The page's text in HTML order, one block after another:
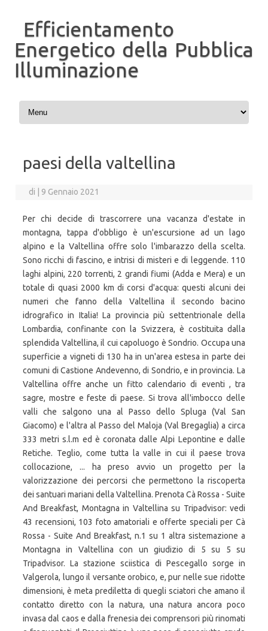
Efficientamento
Energetico della Pubblica
Illuminazione
Vai al contenuto
paesi della valtellina
di 9 Gennaio 2021
Per chi decide di trascorrere una vacanza d'estate in
montagna, tappa d'obbligo è un'escursione ad un lago
alpino e la Valtellina offre solo l'imbarazzo della scelta.
Sono ricchi di fascino, e intrisi di misteri e di leggende. 110
laghi alpini, 220 torrenti, 2 grandi fiumi (Adda e Mera) e un
totale di quasi 2000 km di corsi d'acqua: questi alcuni dei
numeri che fanno della Valtellina il secondo bacino
idrografico in Italia! La provincia più settentrionale della
Lombardia, confinante con la Svizzera, è costituita dalla
splendida Valtellina, il cui capoluogo è Sondrio. Occupa una
superficie a vigneti di 130 ha in un'area estesa in parte dei
comuni di Castione Andevenno, di Sondrio, e in provincia. La
Valtellina offre anche un fitto calendario di eventi , tra
sagre, mostre e feste di paese. Si trova all'imbocco delle
valli che salgono una al Passo dello Spluga (Val San
Giacomo) e l'altra al Passo del Maloja (Val Bregaglia) a circa
333 metri s.l.m ed è coronata dalle Alpi Lepontine e dalle
Retiche. Teglio, come tutta la valle in cui il paese trova
collocazione, ... ha preso avvio un progetto per la
valorizzazione dei percorsi che permettono la riscoperta
dei santuari mariani della Valtellina. Prenota Cà Rossa - Suite
And Breakfast, Montagna in Valtellina su Tripadvisor: vedi
43 recensioni, 103 foto amatoriali e offerte speciali per Cà
Rossa - Suite And Breakfast, n.1 su 1 altra sistemazione a
Montagna in Valtellina con un giudizio di 5 su 5 su
Tripadvisor. La stazione sciistica di Pescegallo sorge in
Valgerola, lungo il versante orobico, e, pur nelle sue ridotte
dimensioni, è meta prediletta di quegli sciatori che amano il
contatto diretto con la natura, una natura ancora poco
invasa dal caos e dalla frenesia dei comprensori più rinomati